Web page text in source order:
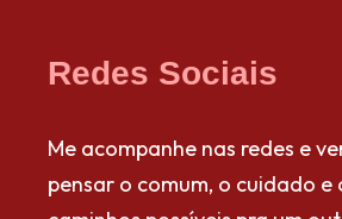
Redes Sociais
Me acompanhe nas redes e
pensar o comum, o cuidado e